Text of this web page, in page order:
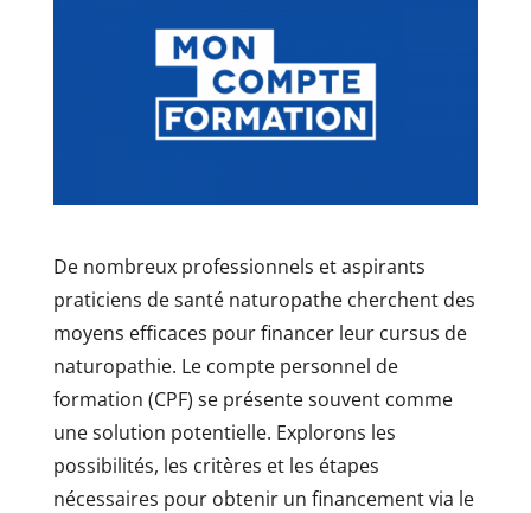
De nombreux professionnels et aspirants
praticiens de santé naturopathe cherchent des
moyens efficaces pour financer leur cursus de
naturopathie. Le compte personnel de
formation (CPF) se présente souvent comme
une solution potentielle. Explorons les
possibilités, les critères et les étapes
nécessaires pour obtenir un financement via le